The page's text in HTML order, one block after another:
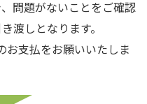
問題がないことをご確認
渡しとなります。
お支払をお願いいたしま